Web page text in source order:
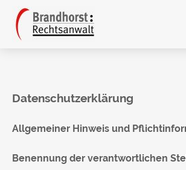
Datenschutzerklärung
Allgemeiner Hinweis und
Benennung der verantwortlichen